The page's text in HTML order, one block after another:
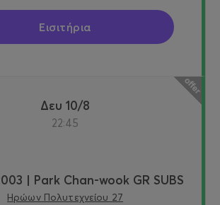
Εισιτήρια
Δευ 10/8
22:45
| Park Chan-wook GR SUBS
Ηρώων Πολυτεχνείου 27